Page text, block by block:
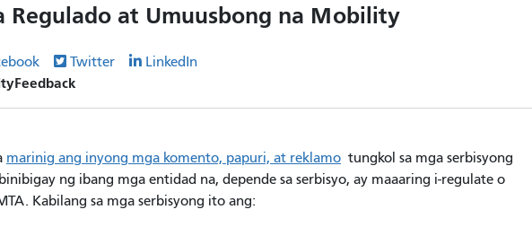
Regulado at Umuusbong na Mobility
Twitter LinkedIn
marinig ang inyong mga komento, papuri, at reklamo tungkol sa mga serbisyong
ng ibang mga entidad na, depende sa serbisyo, ay maaaring i-regulate o
Kabilang sa mga serbisyong ito ang: